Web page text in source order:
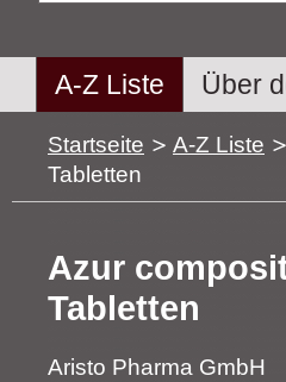
A-Z Liste Über
Startseite A-Z Liste
Tabletten
Azur
Tabletten
Aristo Pharma GmbH